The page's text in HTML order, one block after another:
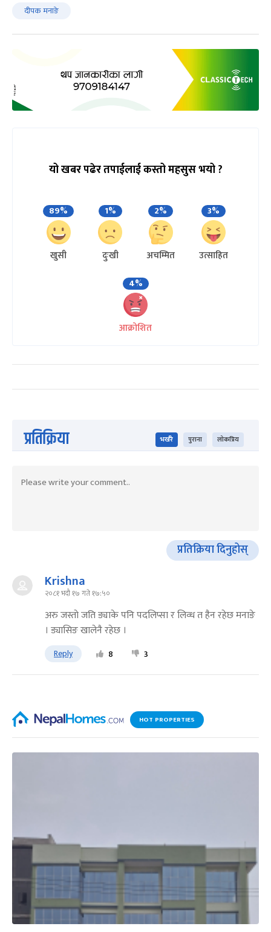
दीपक मनाङे
यो खबर पढेर तपाईलाई कस्तो महसुस भयो ?
89%
खुसी
1%
दुःखी
2%
अचम्मित
3%
उत्साहित
4%
आक्रोशित
प्रतिक्रिया भर्खरै पुराना लोकप्रिय
प्रतिक्रिया दिनुहोस्
Krishna
२०८१ भदौ १७ गते १७:५०
अरु जस्ताे जति ङ्याके पनि पदलिप्सा र लिव्ध त हैन रहेछ मनाङे
। ड्यासिङ खालेनै रहेछ ।
Reply 8 3
HOT PROPERTIES